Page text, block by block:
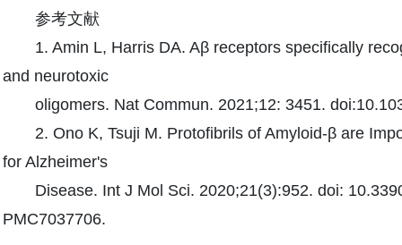
参考文献
1. Amin L, Harris DA. Aβ receptors specifically
and neurotoxic
oligomers. Nat Commun. 2021;12: 3451.
2. Ono K, Tsuji M. Protofibrils of Amyloid-β are
for Alzheimer's
Disease. Int J Mol Sci. 2020;21(3):952. doi:
PMC7037706.